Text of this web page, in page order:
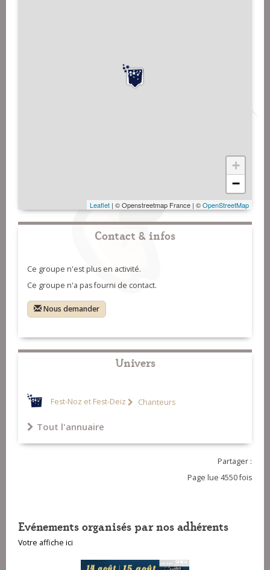
+
−
Leaflet | © Openstreetmap France | ©OpenStreetMap
Contact & infos
Ce groupe n'est plus en activité.
Ce groupe n'a pas fourni de contact.
Nous demander
Univers
Fest-Noz et Fest-Deiz Chanteurs
Tout l'annuaire
Partager :
Page lue 4550 fois
Evénements organisés par nos adhérents
Votre affiche ici